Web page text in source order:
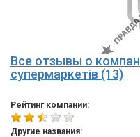
Все отзывы о
супермаркетів (13)
Рейтинг компании:
Другие названия: